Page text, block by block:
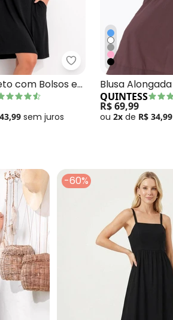
Soltinho com Fenda Azul
Quintess - Vestido
com Bolsos e
semjuros
Blusa
Decote V
QUINTESS
R$ 69,99
ou2xde R$
-60%